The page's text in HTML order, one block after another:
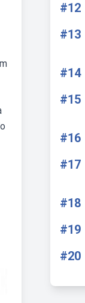
#12
#13
#14
#15
#16
#17
#18
#19
#20